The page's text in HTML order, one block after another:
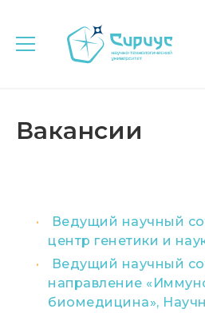
Вакансии
Ведущий научный
центр генетики и
Ведущий научный
направление
биомедицина»,